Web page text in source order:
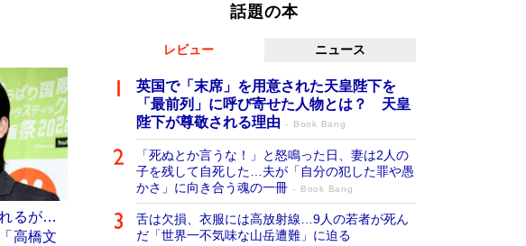
るが…
高橋文
話題の本
レビュー ニュース
英国で「末席」を用意された天皇陛下を
「最前列」に呼び寄せた人物とは？ 天皇
陛下が尊敬される理由
Book Bang
「死ぬとか言うな！」と怒鳴った日、妻は2人の
子を残して自死した…夫が「自分の犯した罪や愚
かさ」に向き合う魂の一冊
Book Bang
舌は欠損、衣服には高放射線…9人の若者が死ん
だ「世界一不気味な山岳遭難」に迫る